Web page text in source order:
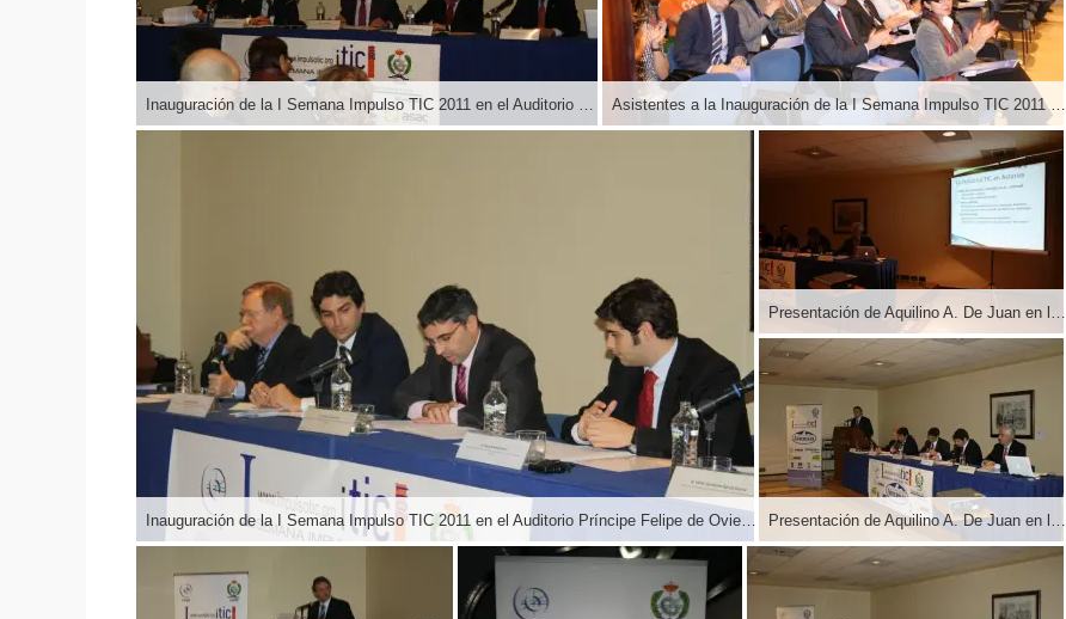
Inauguración de la I Semana Impulso TIC 2011 en el Auditorio Príncipe Felipe de Oviedo Asistentes a la Inauguración de la I Semana Impulso TIC 2011 en el Auditorio Príncipe Felipe de Oviedo
Inauguración de la I Semana Impulso TIC 2011 en el Auditorio Príncipe Felipe de Oviedo
Presentación de Aquilino A. De Juan en la Inauguración de la I Semana Impulso TIC 2011 en el Auditorio Príncipe Felipe de Oviedo
Presentación de Aquilino A. De Juan en la Inauguración de la I Semana Impulso TIC 2011 en el Auditorio Príncipe Felipe de Oviedo